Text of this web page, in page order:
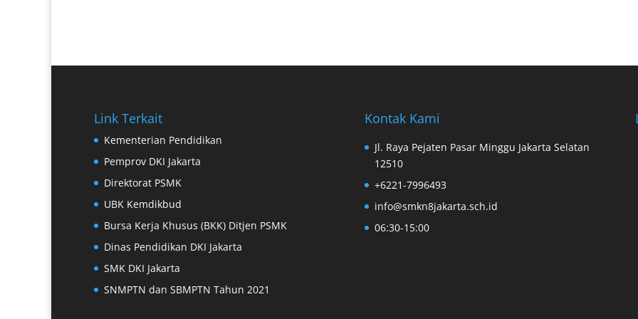
Link Terkait
Kementerian Pendidikan
Pemprov DKI Jakarta
Direktorat PSMK
UBK Kemdikbud
Bursa Kerja Khusus (BKK) Ditjen PSMK
Dinas Pendidikan DKI Jakarta
SMK DKI Jakarta
SNMPTN dan SBMPTN Tahun 2021
Kontak Kami
Jl. Raya Pejaten Pasar Minggu Jakarta Selatan
12510
+6221-7996493
info@smkn8jakarta.sch.id
06:30-15:00